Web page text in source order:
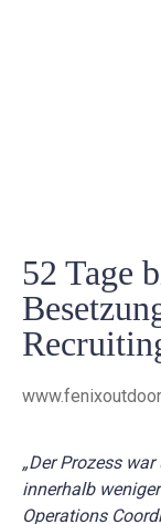
52 Tage
„Der Prozess
innerhalb
Operations